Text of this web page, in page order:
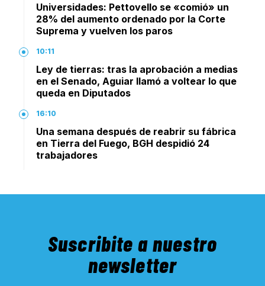
Universidades: Pettovello se «comió» un
28% del aumento ordenado por la Corte
Suprema y vuelven los paros
10:11
Ley de tierras: tras la aprobación a medias
en el Senado, Aguiar llamó a voltear lo que
queda en Diputados
16:10
Una semana después de reabrir su fábrica
en Tierra del Fuego, BGH despidió 24
trabajadores
Suscribite a nuestro
newsletter